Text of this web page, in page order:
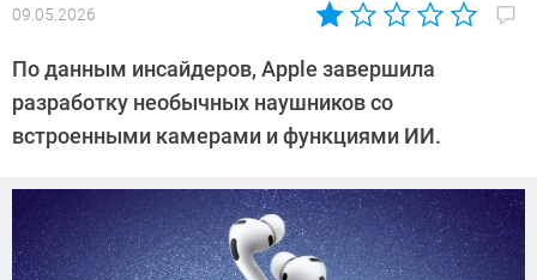
09.05.2026
Автор:
Довлатова
По данным инсайдеров, Apple завершила
разработку необычных наушников со
встроенными камерами и функциями ИИ.